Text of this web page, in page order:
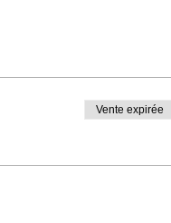
Vente expirée